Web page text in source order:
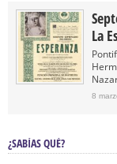
La
8
¿SABÍAS QUÉ?